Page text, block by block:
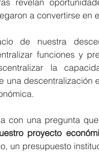
a convertirse en
de nuestra
funciones y
la
una descentralización
con una pregunta
proyecto
un presupuesto